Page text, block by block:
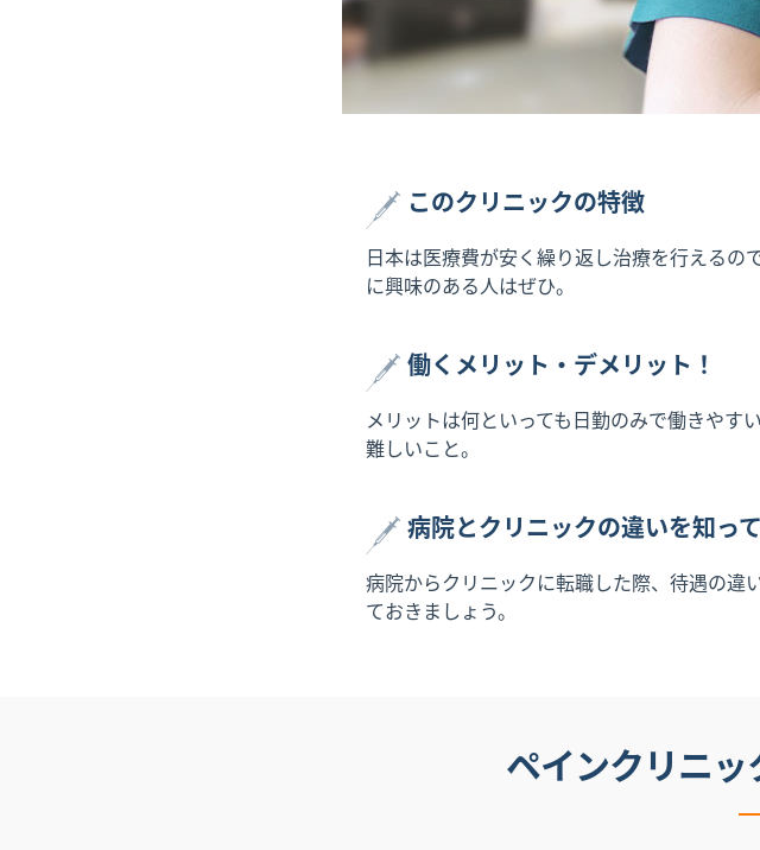
このクリニックの特徴
日本は医療費が安く繰り返し治療を行えるの
に興味のある人はぜひ。
働くメリット・デメリット！
メリットは何といっても日勤のみで働きやす
難しいこと。
病院とクリニックの違いを知っ
病院からクリニックに転職した際、待遇の違
ておきましょう。
ペインクリニ